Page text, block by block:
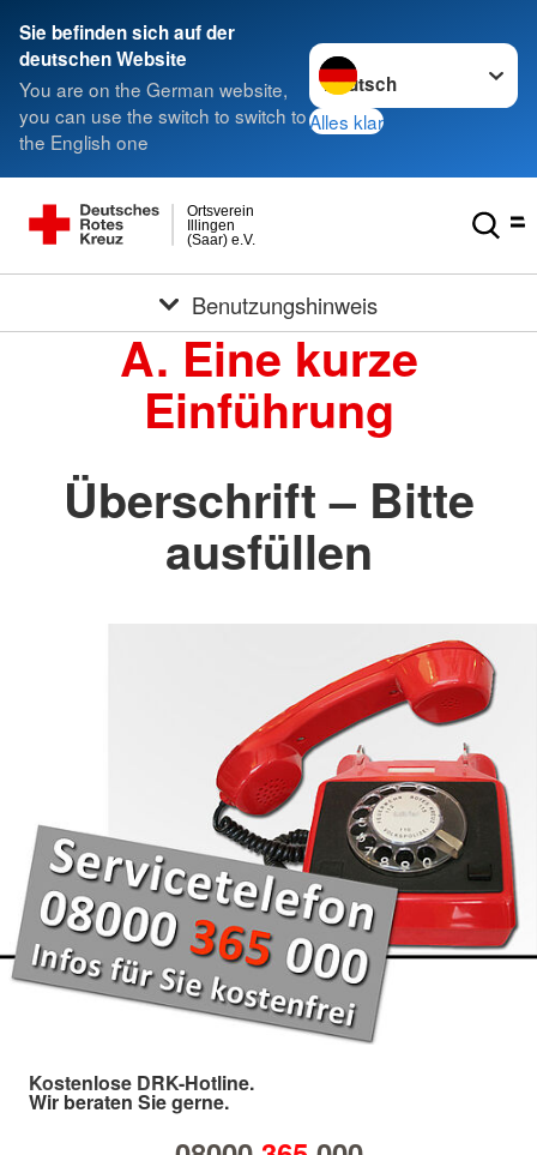
Sie befinden sich auf der
deutschen Website
You are on the German website,
you can use the switch to switch to
the English one
Sprache wechseln zu
Alles klar
(Saar) e.V.
Illingen
Ortsverein
Benutzungshinweis
A. Eine kurze
Einführung
Überschrift – Bitte
ausfüllen
Kostenlose DRK-Hotline.
Wir beraten Sie gerne.